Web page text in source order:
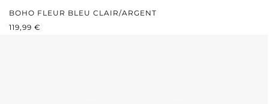
BOHO FLEUR BLEU CLAIR/ARGENT
PRIX RÉGULIER :
119,99 €